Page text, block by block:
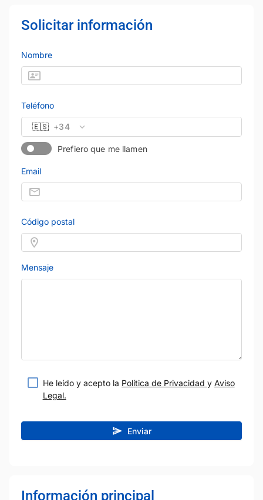
Solicitar información
Nombre
Teléfono
🇪🇸 +34
Prefiero que me llamen
Email
Código postal
Mensaje
He leído y acepto la Política de Privacidad y Aviso
Legal.
Enviar
Información principal